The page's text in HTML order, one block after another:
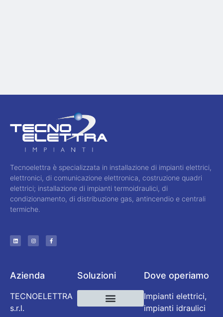
Tecnoelettra è specializzata in installazione di impianti elettrici,
elettronici, di comunicazione elettronica, costruzione quadri
elettrici; installazione di impianti termoidraulici, di
condizionamento, di distribuzione gas, antincendio e centrali
termiche.
Azienda
TECNOELETTRA
s.r.l.
Soluzioni Dove operiamo
Impianti elettrici,
impianti idraulici